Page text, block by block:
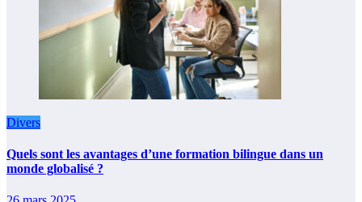
Divers
Quels sont les avantages d’une formation bilingue dans un
monde globalisé ?